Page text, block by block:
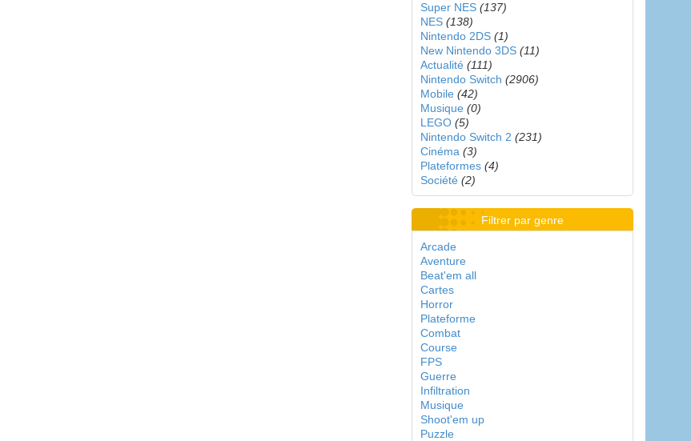
Super NES (137)
NES (138)
Nintendo 2DS (1)
New Nintendo 3DS (11)
Actualité (111)
Nintendo Switch (2906)
Mobile (42)
Musique (0)
LEGO (5)
Nintendo Switch 2 (231)
Cinéma (3)
Plateformes (4)
Société (2)
Filtrer par genre
Arcade
Aventure
Beat'em all
Cartes
Horror
Plateforme
Combat
Course
FPS
Guerre
Infiltration
Musique
Shoot'em up
Puzzle